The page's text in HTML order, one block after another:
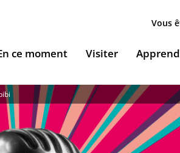
Vous
ce moment
LES RENDEZ-VOUS
Les Jeudis de l’IMA
Visiter
ACCUEILLENT& PÉDAGOGIE
le monde arabe
Accueillir nos expositions / Host our
Ingénierie culturelle